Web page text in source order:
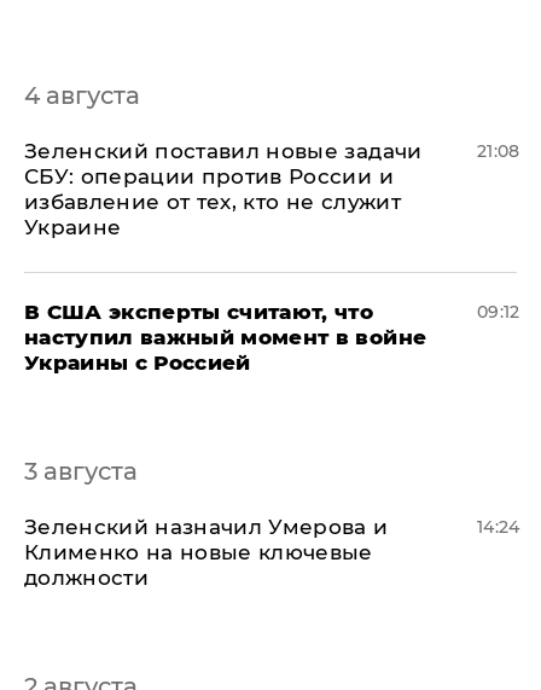
4 августа
​Зеленский поставил новые задачи
СБУ: операции против России и
избавление от тех, кто не служит
Украине
21:08
В США эксперты считают, что
наступил важный момент в войне
Украины с Россией
09:12
3 августа
Зеленский назначил Умерова и
Клименко на новые ключевые
должности
14:24